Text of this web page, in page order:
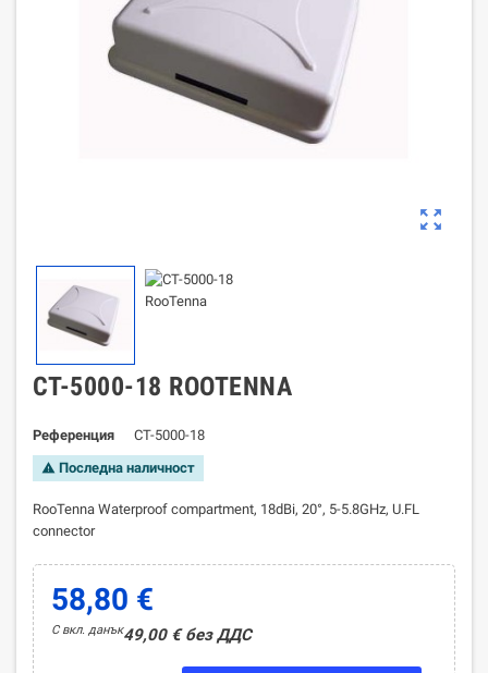
zoom_out_map
CT-5000-18 ROOTENNA
Референция CT-5000-18
warning Последна наличност
RooTenna Waterproof compartment, 18dBi, 20°, 5-5.8GHz, U.FL
connector
58,80 €
С вкл. данък49,00 € без ДДС